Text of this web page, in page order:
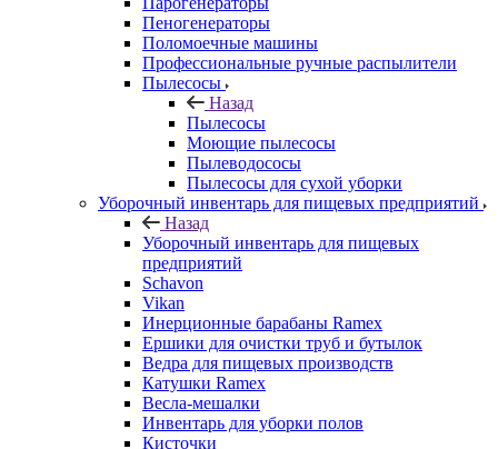
Пеногенераторы
Поломоечные машины
Профессиональные ручные распылители
Пылесосы
Назад
Пылесосы
Моющие пылесосы
Пылеводососы
Пылесосы для сухой уборки
Уборочный инвентарь для пищевых предприятий
Назад
Уборочный инвентарь для пищевых
предприятий
Schavon
Vikan
Инерционные барабаны Ramex
Ершики для очистки труб и бутылок
Ведра для пищевых производств
Катушки Ramex
Весла-мешалки
Инвентарь для уборки полов
Кисточки